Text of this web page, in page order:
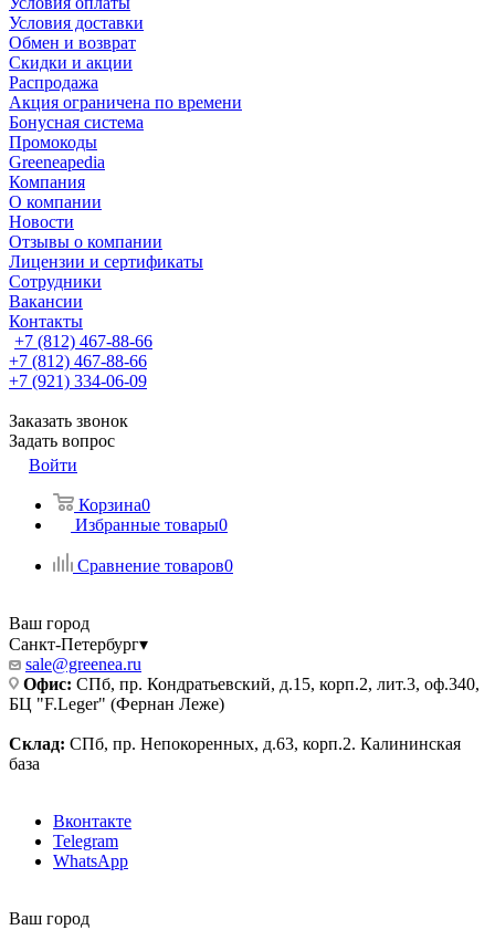
Условия доставки
Обмен и возврат
Скидки и акции
Распродажа
Акция ограничена по времени
Бонусная система
Промокоды
Greeneapedia
Компания
О компании
Новости
Отзывы о компании
Лицензии и сертификаты
Сотрудники
Вакансии
Контакты
+7 (812) 467-88-66
+7 (812) 467-88-66
+7 (921) 334-06-09
Заказать звонок
Задать вопрос
Войти
Корзина0
Избранные товары0
Сравнение товаров0
Ваш город
Санкт-Петербург▾
sale@greenea.ru
Офис: СПб, пр. Кондратьевский, д.15, корп.2, лит.3, оф.340,
БЦ "F.Leger" (Фернан Леже)
Склад: СПб, пр. Непокоренных, д.63, корп.2. Калининская
база
Вконтакте
Telegram
WhatsApp
Ваш город